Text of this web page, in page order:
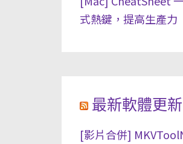
式熱鍵，提高生產力
最新軟體更
[影片合併]